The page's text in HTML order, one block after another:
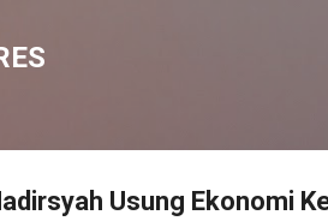
Usung Ekonomi